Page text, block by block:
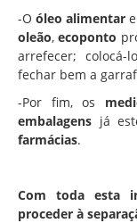
-Oóleo alimentar
oleão,ecoponto
arrefecer;
fechar bem a
-Por fim, os
embalagens já
farmácias.
Com toda esta
proceder à